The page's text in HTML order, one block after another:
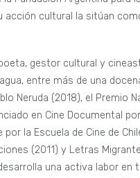
cultural la sitúan
gestor cultural y
entre más de una
Neruda (2018), el Premio
en Cine Documental
la Escuela de Cine de
(2011) y Letras
una activa labor